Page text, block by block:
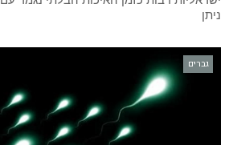
ניתן
גברים